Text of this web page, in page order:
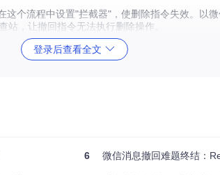
个流程中设置"拦截器"，使删除指令失效。以
，让撤回指令无法执行删除操作。
登录后查看全文
6 微信消息撤回难题终结：